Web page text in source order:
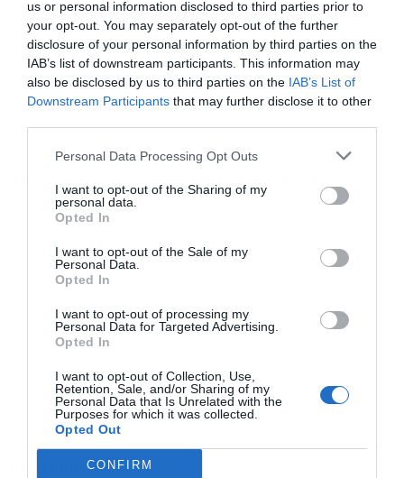
us or personal information disclosed to third parties prior to
your opt-out. You may separately opt-out of the further
disclosure of your personal information by third parties on the
IAB’s list of downstream participants. This information may
also be disclosed by us to third parties on the IAB’s List of
Downstream Participants that may further disclose it to other
Personal Data Processing Opt Outs
I want to opt-out of the Sharing of my
personal data.
Opted In
I want to opt-out of the Sale of my
Personal Data.
Opted In
I want to opt-out of processing my
Personal Data for Targeted Advertising.
Opted In
I want to opt-out of Collection, Use,
Retention, Sale, and/or Sharing of my
Personal Data that Is Unrelated with the
Purposes for which it was collected.
Opted Out
CONFIRM
Ακολουθήστε το Powergame.gr στο Google
News για άμεση και έγκυρη οικονομική
ΡΟΗ ΕΙΔΗΣΕΩΝ ΔΗΜΟΦΙΛΗ